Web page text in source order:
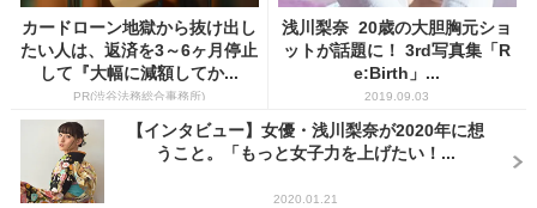
カードローン地獄から抜け出し
たい人は、返済を3～6ヶ月停止
して『大幅に減額してか...
PR(渋谷法務総合事務所)
浅川梨奈 20歳の大胆胸元ショ
ットが話題に！ 3rd写真集「R
e:Birth」...
2019.09.03
【インタビュー】女優・浅川梨奈が2020年に想
うこと。「もっと女子力を上げたい！...
2020.01.21